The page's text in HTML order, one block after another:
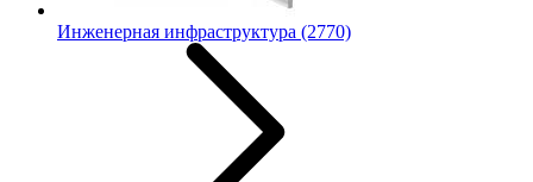
Инженерная инфраструктура (2770)